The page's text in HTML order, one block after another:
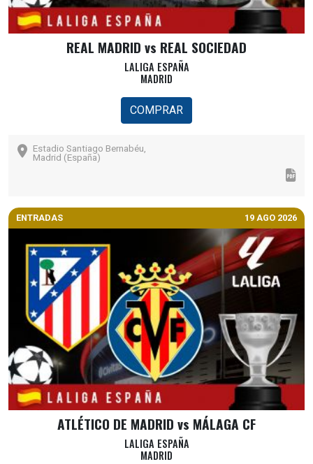
REAL MADRID vs REAL SOCIEDAD
LALIGA ESPAÑA
MADRID
COMPRAR
Estadio Santiago Bernabéu,
Madrid (España)
ENTRADAS 19 AGO 2026
ATLÉTICO DE MADRID vs MÁLAGA CF
LALIGA ESPAÑA
MADRID